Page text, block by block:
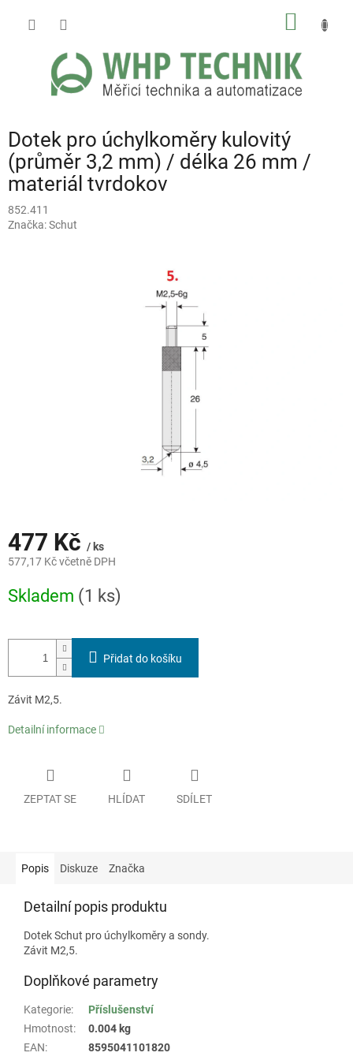
Dotek pro úchylkoměry kulovitý
(průměr 3,2 mm) / délka 26 mm /
materiál tvrdokov
852.411
Značka:Schut
477 Kč / ks
577,17 Kč včetně DPH
cena:
Skladem (1 ks)
Přidat do košíku
Závit M2,5.
Detailní informace
ZEPTAT SE HLÍDAT SDÍLET
Popis Diskuze Značka
Detailní popis produktu
Dotek Schut pro úchylkoměry a sondy.
Závit M2,5.
Doplňkové parametry
Kategorie:
Příslušenství
Hmotnost:
0.004 kg
EAN:
8595041101820